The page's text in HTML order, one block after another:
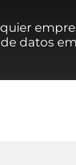
datos